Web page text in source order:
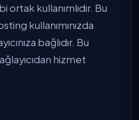
ortak kullanımlıdır. Bu
kullanımınızda
bağlıdır. Bu
hizmet